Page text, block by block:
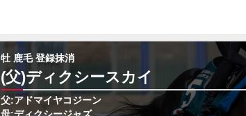
牡 鹿毛 登録抹消
(父)ディクシースカイ
父:アドマイヤコジーン